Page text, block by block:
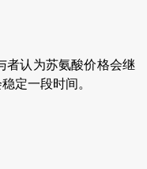
者认为苏氨酸价格会继
定一段时间。